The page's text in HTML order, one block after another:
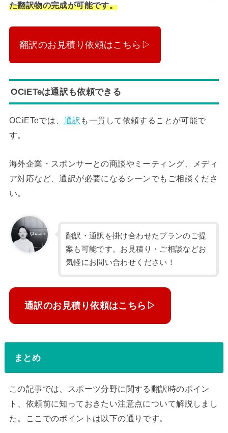
た翻訳物の完成が可能です。
翻訳のお見積り依頼はこちら▷
OCiETeは通訳も依頼できる
OCiETeでは、 通訳 も一貫して依頼することが可能で
す。
海外企業・スポンサーとの商談やミーティング、メディ
ア対応など、通訳が必要になるシーンでもご相談くださ
い。
翻訳・通訳を掛け合わせたプランのご提
案も可能です。お見積り・ご相談などお
気軽にお問い合わせください！
通訳のお見積り依頼はこちら▷
まとめ
この記事では、スポーツ分野に関する翻訳時のポイン
ト、依頼前に知っておきたい注意点について解説しまし
た。ここでのポイントは以下の通りです。